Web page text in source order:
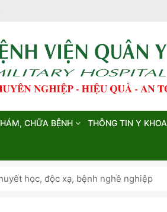
CHỮA BỆNH THÔNG TIN Y KHOA
học, độc xạ, bệnh nghề nghiệp